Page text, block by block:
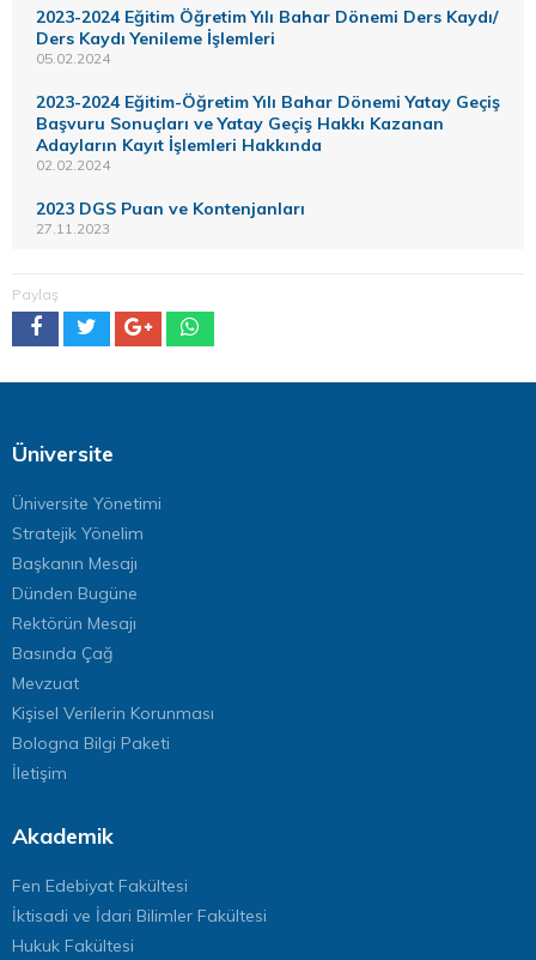
2023-2024 Eğitim Öğretim Yılı Bahar Dönemi Ders Kaydı/
Ders Kaydı Yenileme İşlemleri
05.02.2024
2023-2024 Eğitim-Öğretim Yılı Bahar Dönemi Yatay Geçiş
Başvuru Sonuçları ve Yatay Geçiş Hakkı Kazanan
Adayların Kayıt İşlemleri Hakkında
02.02.2024
2023 DGS Puan ve Kontenjanları
27.11.2023
Paylaş
Üniversite
Üniversite Yönetimi
Stratejik Yönelim
Başkanın Mesajı
Dünden Bugüne
Rektörün Mesajı
Basında Çağ
Mevzuat
Kişisel Verilerin Korunması
Bologna Bilgi Paketi
İletişim
Akademik
Fen Edebiyat Fakültesi
İktisadi ve İdari Bilimler Fakültesi
Hukuk Fakültesi